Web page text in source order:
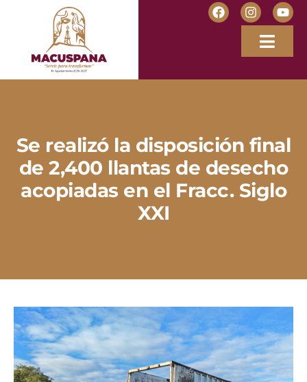
Se realizó la disposición final
de 2,400 llantas de desecho
acopiadas en el Fracc. Siglo
XXI